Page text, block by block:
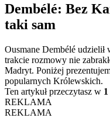
Dembélé: Bez
taki sam
Ousmane Dembélé
trakcie rozmowy nie
Madryt. Poniżej
popularnych Królewskich.
Ten artykuł przeczytasz w
REKLAMA
REKLAMA